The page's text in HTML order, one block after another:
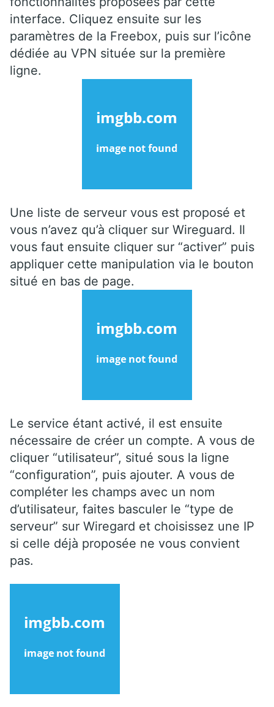
interface. Cliquez ensuite sur les
paramètres de la Freebox, puis sur l’icône
dédiée au VPN située sur la première
ligne.
Une liste de serveur vous est proposé et
vous n’avez qu’à cliquer sur Wireguard. Il
vous faut ensuite cliquer sur “activer” puis
appliquer cette manipulation via le bouton
situé en bas de page.
Le service étant activé, il est ensuite
nécessaire de créer un compte. A vous de
cliquer “utilisateur”, situé sous la ligne
“configuration”, puis ajouter. A vous de
compléter les champs avec un nom
d’utilisateur, faites basculer le “type de
serveur” sur Wiregard et choisissez une IP
si celle déjà proposée ne vous convient
pas.